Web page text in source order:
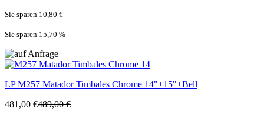
Sie sparen 10,80 €
Sie sparen 15,70 %
LPM257 Matador Timbales Chrome 14"+15"+Bell
481,00 €489,00 €